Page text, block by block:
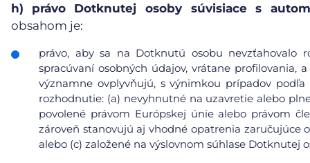
h)
právo Dotknutej osoby súvisiace s
obsahom je:
právo, aby sa na Dotknutú osobu nevzťahovalo
spracúvaní osobných údajov, vrátane
významne ovplyvňujú, s výnimkou prípadov
rozhodnutie: (a) nevyhnutné na uzavretie alebo
povolené právom Európskej únie alebo právom
zároveň stanovujú aj vhodné opatrenia zaručujúce
alebo (c) založené na výslovnom súhlase Dotknutej